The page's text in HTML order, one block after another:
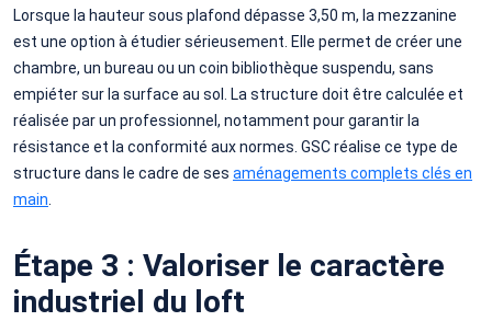
Lorsque la hauteur sous plafond dépasse 3,50 m, la mezzanine
est une option à étudier sérieusement. Elle permet de créer une
chambre, un bureau ou un coin bibliothèque suspendu, sans
empiéter sur la surface au sol. La structure doit être calculée et
réalisée par un professionnel, notamment pour garantir la
résistance et la conformité aux normes. GSC réalise ce type de
structure dans le cadre de ses aménagements complets clés en
main
Étape 3 : Valoriser le caractère
industriel du loft